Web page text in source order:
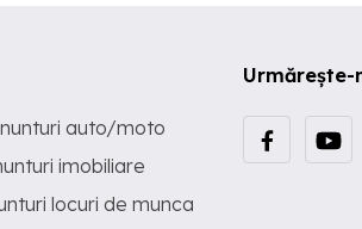
Urmărește-
auto/moto
imobiliare
locuri de munca